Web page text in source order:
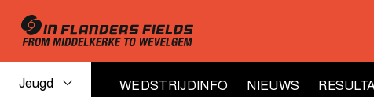
Jeugd WEDSTRIJDINFO NIEUWS